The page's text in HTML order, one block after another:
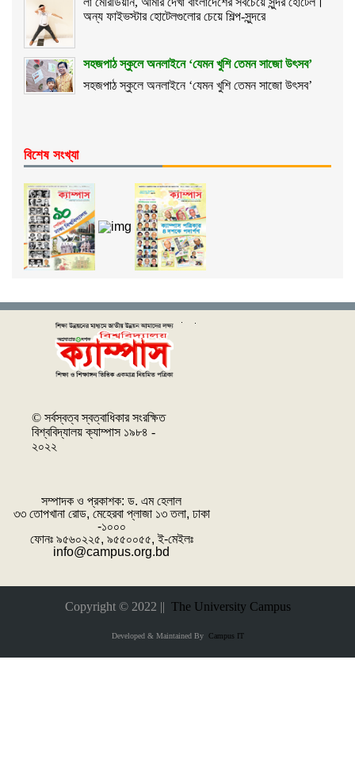
অন্য ফাইভস্টার হোটেলগুলোর চেয়ে শিল্প-সুন্দরে
সহজপাঠ স্কুলে অনলাইনে ‘যেমন খুশি তেমন সাজো উৎসব’
সহজপাঠ স্কুলে অনলাইনে ‘যেমন খুশি তেমন সাজো উৎসব’
বিশেষ সংখ্যা
© সর্বস্বত্ব স্বত্বাধিকার সংরক্ষিত
বিশ্ববিদ্যালয় ক্যাম্পাস ১৯৮৪ -
২০২২
সম্পাদক ও প্রকাশক: ‌ড. এম হেলাল
৩৩ তোপখানা রোড, মেহেরবা প্লাজা ১৩ তলা, ঢাকা
-১০০০
ফোনঃ ৯৫৬০২২৫, ৯৫৫০০৫৫, ই-মেইলঃ
info@campus.org.bd
Copyright © 2022 || The University Campus
Developed & Maintained ByCampus IT